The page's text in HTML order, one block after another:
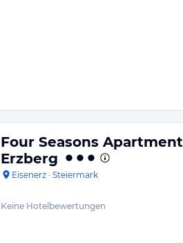
Four Seasons
Erzberg
Eisenerz · Steiermark
Keine Hotelbewertungen